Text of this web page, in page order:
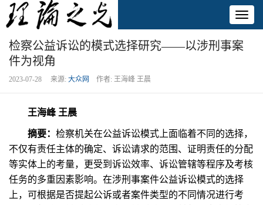
检察公益诉讼的模式选择研究——以涉刑事案
件为视角
2023-07-28 来源: 大众网 作者: 王海峰 王晨
王海峰 王晨
摘要： 检察机关在公益诉讼模式上面临着不同的选择，
不仅有责任主体的确定、诉讼请求的范围、证明责任的分配
等实体上的考量，更受到诉讼效率、诉讼管辖等程序及考核
任务的多重因素影响。在涉刑事案件公益诉讼模式的选择
上，可根据是否提起公诉或者案件类型的不同情况进行考